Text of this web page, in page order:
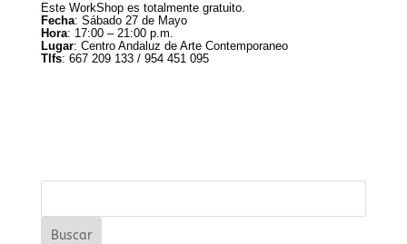
Este WorkShop es totalmente gratuito.
Fecha: Sábado 27 de Mayo
Hora: 17:00 – 21:00 p.m.
Lugar: Centro Andaluz de Arte Contemporaneo
Tlfs: 667 209 133 / 954 451 095